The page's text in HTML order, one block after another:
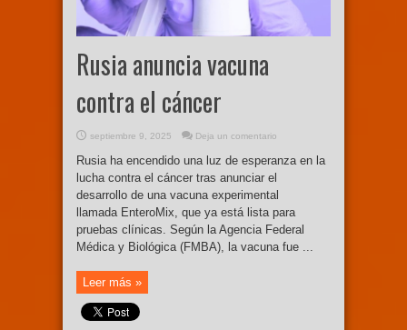
Rusia anuncia vacuna
contra el cáncer
septiembre 9, 2025 Deja un comentario
Rusia ha encendido una luz de esperanza en la
lucha contra el cáncer tras anunciar el
desarrollo de una vacuna experimental
llamada EnteroMix, que ya está lista para
pruebas clínicas. Según la Agencia Federal
Médica y Biológica (FMBA), la vacuna fue ...
Leer más »